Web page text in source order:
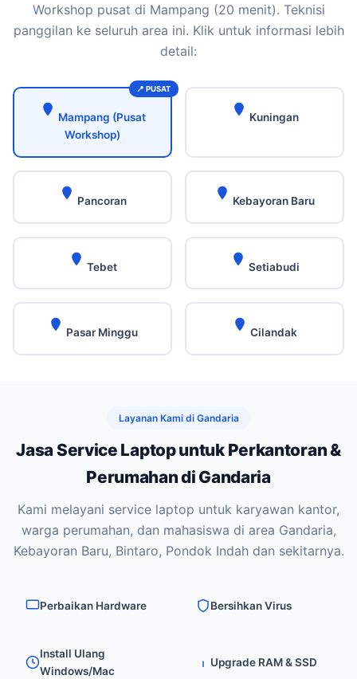
Workshop pusat di Mampang (20 menit). Teknisi
panggilan ke seluruh area ini. Klik untuk informasi lebih
detail:
Mampang (Pusat
Workshop)
Kuningan
Pancoran Kebayoran Baru
Tebet Setiabudi
Pasar Minggu Cilandak
Layanan Kami di Gandaria
Jasa Service Laptop untuk Perkantoran &
Perumahan di Gandaria
Kami melayani service laptop untuk karyawan kantor,
warga perumahan, dan mahasiswa di area Gandaria,
Kebayoran Baru, Bintaro, Pondok Indah dan sekitarnya.
Perbaikan Hardware Bersihkan Virus
Install Ulang
Windows/Mac
Upgrade RAM & SSD